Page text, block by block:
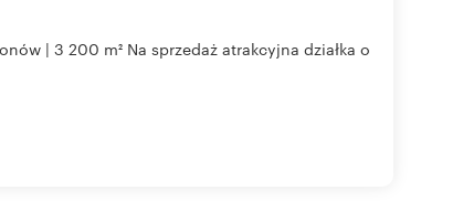
| 3 200 m² Na sprzedaż atrakcyjna działka o